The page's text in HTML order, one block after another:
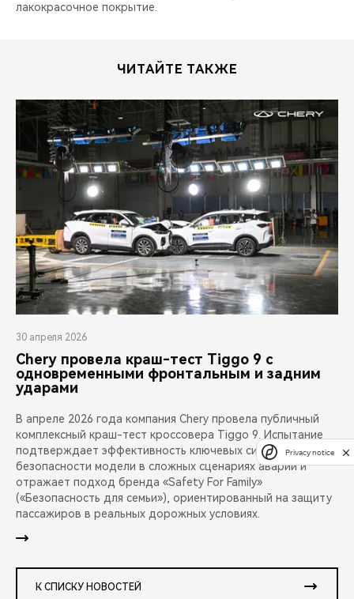
лакокрасочное покрытие.
ЧИТАЙТЕ ТАКЖЕ
30 апреля 2026
Chery провела краш-тест Tiggo 9 с
одновременными фронтальным и задним
ударами
В апреле 2026 года компания Chery провела публичный
комплексный краш-тест кроссовера Tiggo 9. Испытание
подтверждает эффективность ключевых систем
безопасности модели в сложных сценариях аварий и
отражает подход бренда «Safety For Family»
(«Безопасность для семьи»), ориентированный на защиту
пассажиров в реальных дорожных условиях.
К СПИСКУ НОВОСТЕЙ
Privacy notice